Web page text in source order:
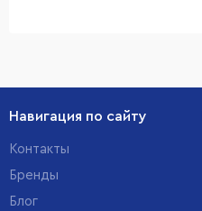
Навигация по сайту
Контакты
Бренды
Блог